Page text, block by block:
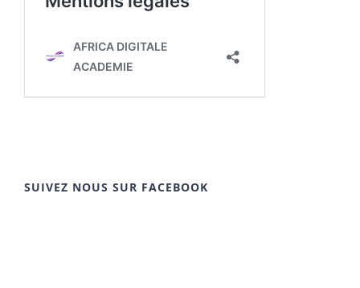
SUIVEZ NOUS SUR FACEBOOK